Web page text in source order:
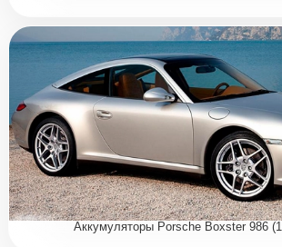
Аккумуляторы Porsche Boxster 986